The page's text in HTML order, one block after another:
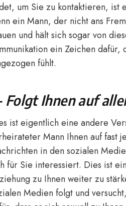
um Sie zu kontaktieren, ist
ein Mann, der nicht ans
und hält sich sogar von
ein Zeichen
fühlt.
Folgt Ihnen auf
ist eigentlich eine andere
Mann Ihnen auf fast
in den sozialen
für Sie interessiert. Dies ist
zu Ihnen weiter zu
Medien folgt und